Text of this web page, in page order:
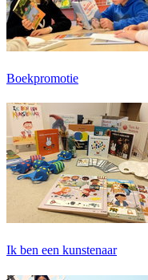
Boekpromotie
Ik ben een kunstenaar